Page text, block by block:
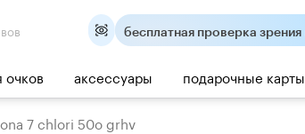
бесплатная проверка зрения
очков аксессуары подарочные карты
7 chlori 50o grhv